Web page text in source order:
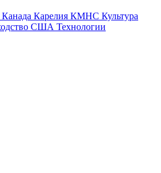
Канада Карелия КМНС Культура
США Технологии